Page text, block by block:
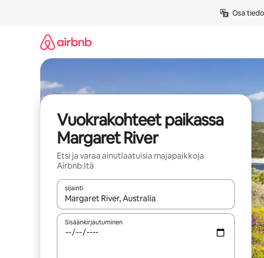
Osa
Vuokrakohteet paikassa
Margaret River
Etsi ja varaa ainutlaatuisia majapaikkoja
Airbnb:ltä
sijainti
Kun tulokset ovat saatavilla, navigoi ylös- ja alas-
Sisäänkirjautuminen